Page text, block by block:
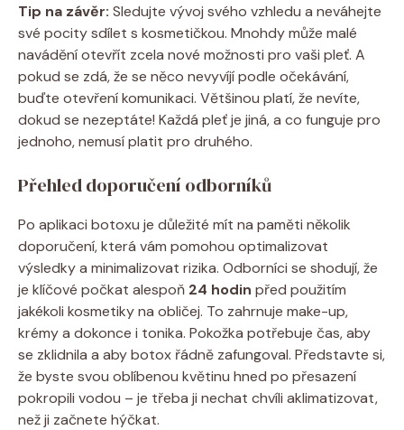
Tip na závěr: Sledujte vývoj svého vzhledu a neváhejte
své pocity sdílet s kosmetičkou. Mnohdy může malé
navádění otevřít zcela nové možnosti pro vaši pleť. A
pokud se zdá, že se něco nevyvíjí podle očekávání,
buďte otevření komunikaci. Většinou platí, že nevíte,
dokud se nezeptáte! Každá pleť je jiná, a co funguje pro
jednoho, nemusí platit pro druhého.
Přehled doporučení odborníků
Po aplikaci botoxu je důležité mít na paměti několik
doporučení, která vám pomohou optimalizovat
výsledky a minimalizovat rizika. Odborníci se shodují, že
je klíčové počkat alespoň 24 hodin před použitím
jakékoli kosmetiky na obličej. To zahrnuje make-up,
krémy a dokonce i tonika. Pokožka potřebuje čas, aby
se zklidnila a aby botox řádně zafungoval. Představte si,
že byste svou oblíbenou květinu hned po přesazení
pokropili vodou – je třeba ji nechat chvíli aklimatizovat,
než ji začnete hýčkat.